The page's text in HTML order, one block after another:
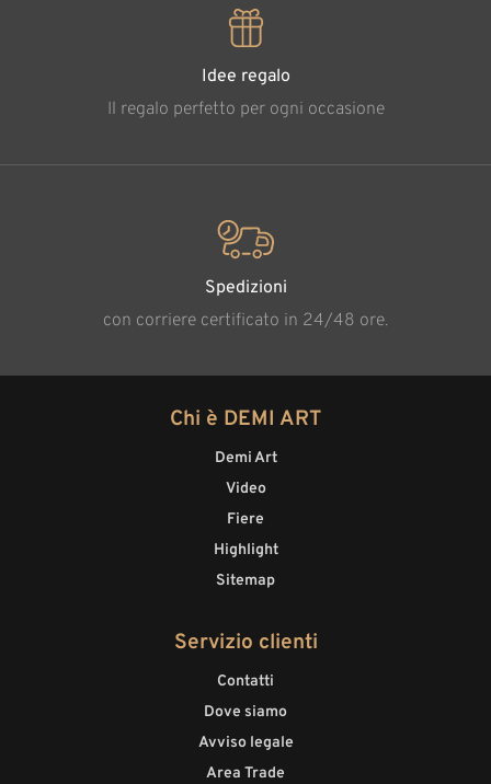
Idee regalo
Il regalo perfetto per ogni occasione
Spedizioni
con corriere certificato in 24/48 ore.
Chi è DEMI ART
Demi Art
Video
Fiere
Highlight
Sitemap
Servizio clienti
Contatti
Dove siamo
Avviso legale
Area Trade